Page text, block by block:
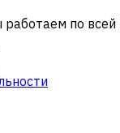
по всей